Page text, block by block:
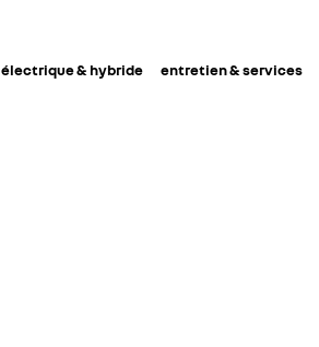
électrique & hybride entretien & services